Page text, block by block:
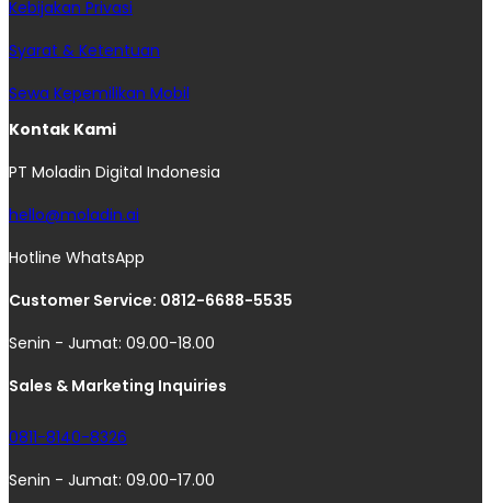
Kebijakan Privasi
Syarat & Ketentuan
Sewa Kepemilikan Mobil
Kontak Kami
PT Moladin Digital Indonesia
hello@moladin.ai
Hotline WhatsApp
Customer Service: 0812-6688-5535
Senin - Jumat: 09.00-18.00
Sales & Marketing Inquiries
0811-8140-8326
Senin - Jumat: 09.00-17.00